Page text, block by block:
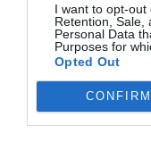
I want to opt-out
Retention, Sale,
Personal Data
Purposes for
Opted Out
CONFIRM
3ο WEBINAR
ΔΡΑΣΕΙΣ
ΨΗΦΙΑΚΟΥ
ΠΕΡΙΦΕΡΕΙΑ